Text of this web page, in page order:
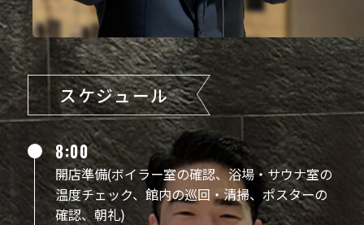
スケジュール
8:00
開店準備(ボイラー室の確認、浴場・サウナ室の
温度チェック、館内の巡回・清掃、ポスターの
確認、朝礼)